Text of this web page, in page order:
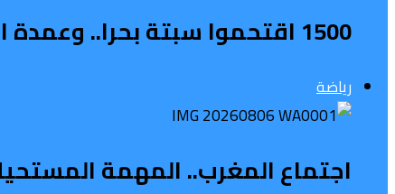
1500 اقتحموا سبتة بحرا.. وعمدة المدينة يطالب بحالة طوارئ
رياضة
اجتماع المغرب.. المهمة